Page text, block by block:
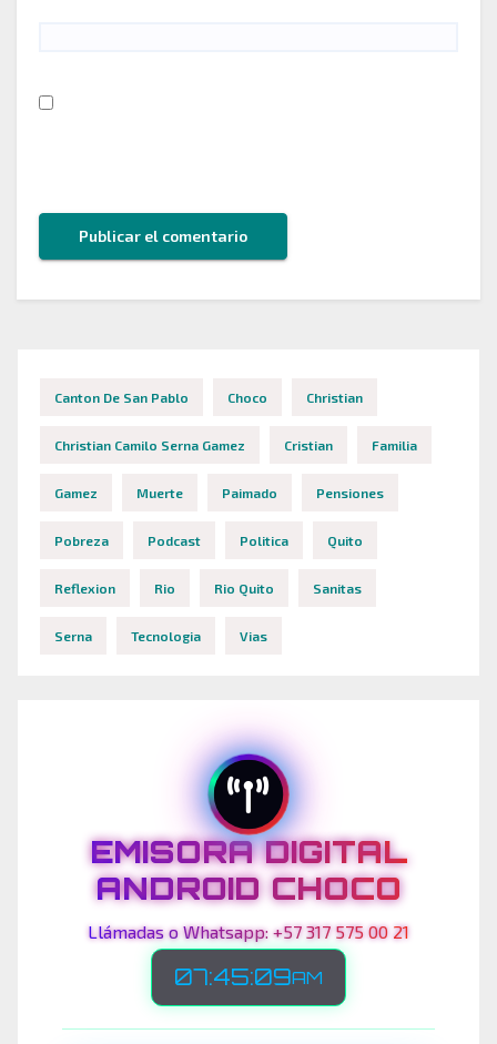
Canton De San Pablo Choco Christian
Christian Camilo Serna Gamez Cristian Familia
Gamez Muerte Paimado Pensiones
Pobreza Podcast Politica Quito
Reflexion Rio Rio Quito Sanitas
Serna Tecnologia Vias
EMISORA DIGITAL
ANDROID CHOCO
Llámadas o Whatsapp: +57 317 575 00 21
07:45:12AM